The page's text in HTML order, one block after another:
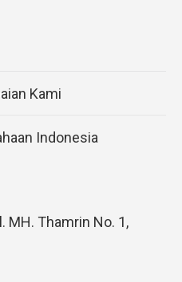
Kami
Indonesia
MH. Thamrin No. 1,